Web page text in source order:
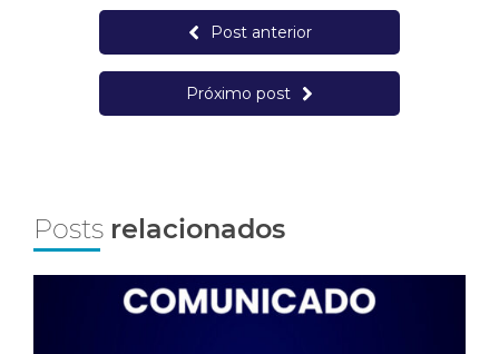
Post anterior
Próximo post
Posts relacionados